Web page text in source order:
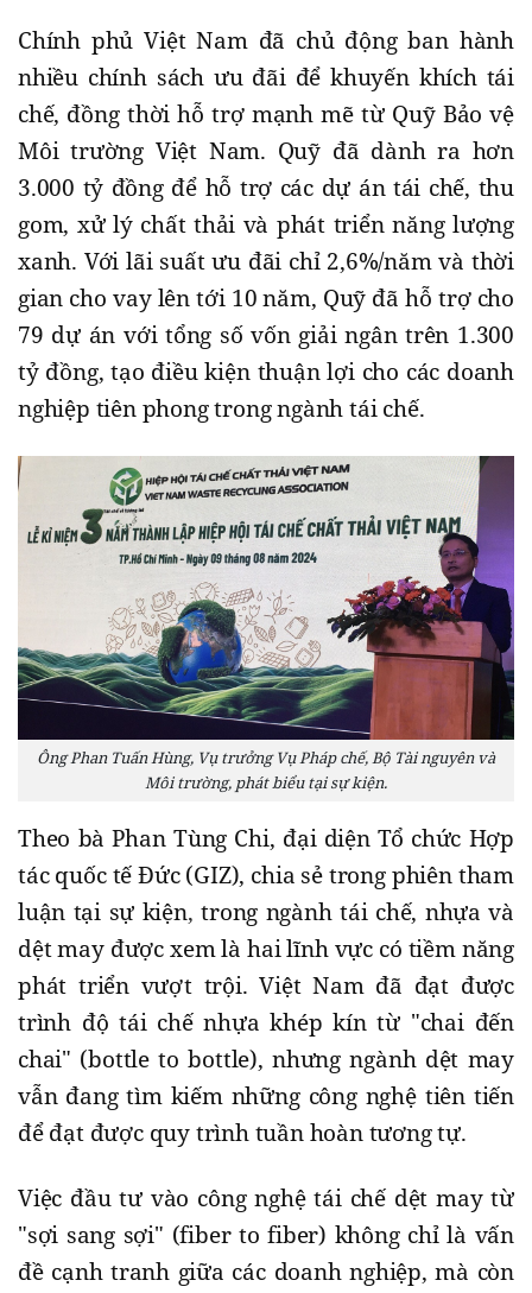
Chính phủ Việt Nam đã chủ động ban hành
nhiều chính sách ưu đãi để khuyến khích tái
chế, đồng thời hỗ trợ mạnh mẽ từ Quỹ Bảo vệ
Môi trường Việt Nam. Quỹ đã dành ra hơn
3.000 tỷ đồng để hỗ trợ các dự án tái chế, thu
gom, xử lý chất thải và phát triển năng lượng
xanh. Với lãi suất ưu đãi chỉ 2,6%/năm và thời
gian cho vay lên tới 10 năm, Quỹ đã hỗ trợ cho
79 dự án với tổng số vốn giải ngân trên 1.300
tỷ đồng, tạo điều kiện thuận lợi cho các doanh
nghiệp tiên phong trong ngành tái chế.
Ông Phan Tuấn Hùng, Vụ trưởng Vụ Pháp chế, Bộ Tài nguyên và
Môi trường, phát biểu tại sự kiện.
Theo bà Phan Tùng Chi, đại diện Tổ chức Hợp
tác quốc tế Đức (GIZ), chia sẻ trong phiên tham
luận tại sự kiện, trong ngành tái chế, nhựa và
dệt may được xem là hai lĩnh vực có tiềm năng
phát triển vượt trội. Việt Nam đã đạt được
trình độ tái chế nhựa khép kín từ "chai đến
chai" (bottle to bottle), nhưng ngành dệt may
vẫn đang tìm kiếm những công nghệ tiên tiến
để đạt được quy trình tuần hoàn tương tự.
Việc đầu tư vào công nghệ tái chế dệt may từ
"sợi sang sợi" (fiber to fiber) không chỉ là vấn
đề cạnh tranh giữa các doanh nghiệp, mà còn